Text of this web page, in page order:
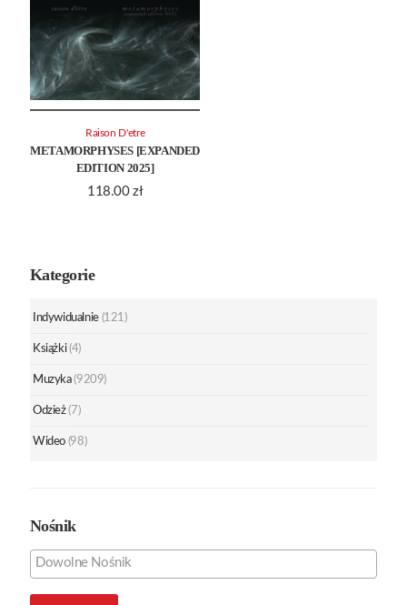
METAMORPHYSES [EXPANDED
EDITION 2025]
118.00 zł
Raison D'etre
Kategorie
Indywidualnie (121)
Książki (4)
Muzyka (9209)
Odzież (7)
Wideo (98)
Nośnik